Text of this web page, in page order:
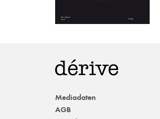
Mediadaten
AGB